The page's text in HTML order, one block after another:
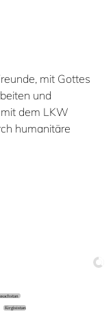
mit Gottes
und
dem LKW
humanitäre
Kirgisistan